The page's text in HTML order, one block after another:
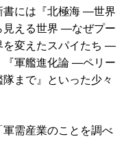
書には『北極海 ―世界
見える世界 ―なぜプー
を変えたスパイたち ―
『軍艦進化論 ―ペリー
まで』といった少々
需産業のことを調べ